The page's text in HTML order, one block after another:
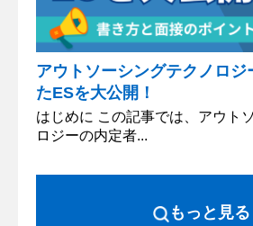
アウトソーシングテクノロジ
たESを大公開！
はじめに この記事では、アウト
ロジーの内定者...
もっと見る